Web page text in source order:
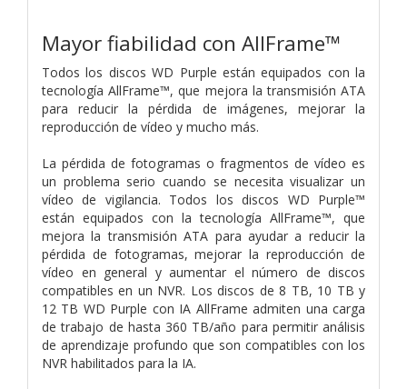
Mayor fiabilidad con AllFrame™
Todos los discos WD Purple están equipados con la
tecnología AllFrame™, que mejora la transmisión ATA
para reducir la pérdida de imágenes, mejorar la
reproducción de vídeo y mucho más.
La pérdida de fotogramas o fragmentos de vídeo es
un problema serio cuando se necesita visualizar un
vídeo de vigilancia. Todos los discos WD Purple™
están equipados con la tecnología AllFrame™, que
mejora la transmisión ATA para ayudar a reducir la
pérdida de fotogramas, mejorar la reproducción de
vídeo en general y aumentar el número de discos
compatibles en un NVR. Los discos de 8 TB, 10 TB y
12 TB WD Purple con IA AllFrame admiten una carga
de trabajo de hasta 360 TB/año para permitir análisis
de aprendizaje profundo que son compatibles con los
NVR habilitados para la IA.